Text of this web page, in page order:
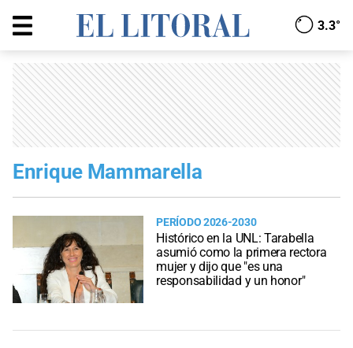
3.3°
Enrique Mammarella
PERÍODO 2026-2030
Histórico en la UNL: Tarabella
asumió como la primera rectora
mujer y dijo que "es una
responsabilidad y un honor"